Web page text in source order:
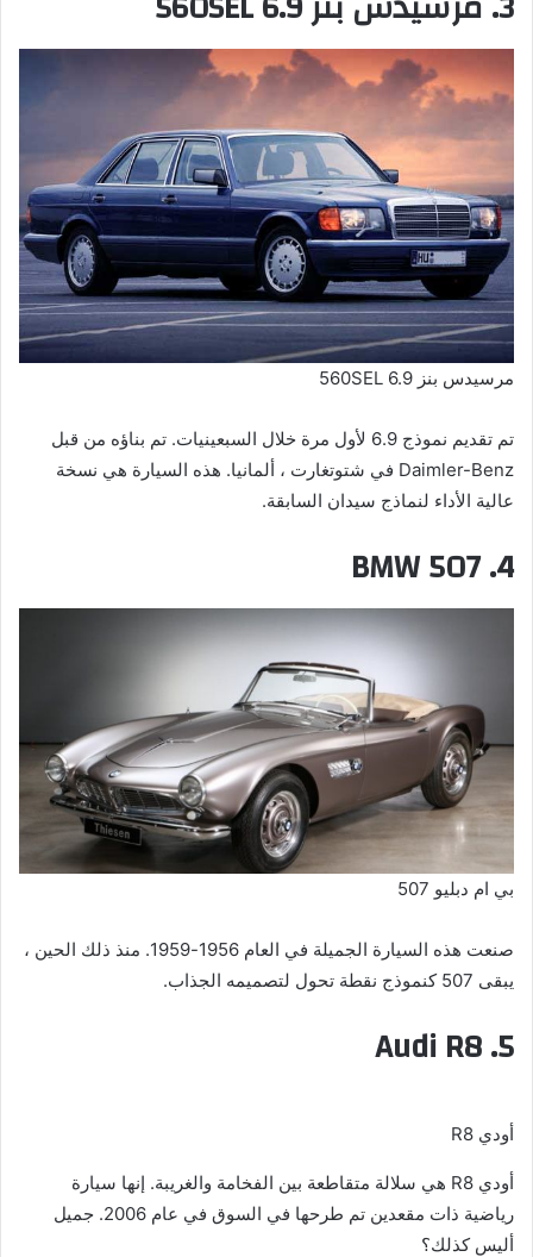
مرسيدس بنز 560SEL 6.9
تم تقديم نموذج 6.9 لأول مرة خلال السبعينيات. تم بناؤه من قبل
Daimler-Benz في شتوتغارت ، ألمانيا. هذه السيارة هي نسخة
عالية الأداء لنماذج سيدان السابقة.
4. BMW 507
بي ام دبليو 507
صنعت هذه السيارة الجميلة في العام 1956-1959. منذ ذلك الحين ،
يبقى 507 كنموذج نقطة تحول لتصميمه الجذاب.
5. Audi R8
أودي R8
أودي R8 هي سلالة متقاطعة بين الفخامة والغريبة. إنها سيارة
رياضية ذات مقعدين تم طرحها في السوق في عام 2006. جميل
أليس كذلك؟